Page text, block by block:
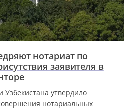
нотариат по
заявителя в
утвердило
нотариальных